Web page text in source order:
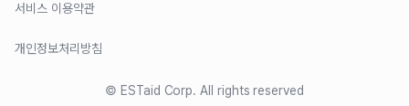
서비스 이용약관
개인정보처리방침
© ESTaid Corp. All rights reserved